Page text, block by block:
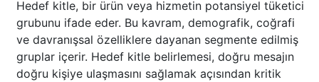
Hedef kitle, bir ürün veya hizmetin potansiyel tüketici
grubunu ifade eder. Bu kavram, demografik, coğrafi
ve davranışsal özelliklere dayanan segmente edilmiş
gruplar içerir. Hedef kitle belirlemesi, doğru mesajın
doğru kişiye ulaşmasını sağlamak açısından kritik